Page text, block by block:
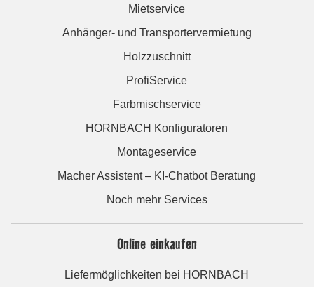
Mietservice
Anhänger- und Transportervermietung
Holzzuschnitt
ProfiService
Farbmischservice
HORNBACH Konfiguratoren
Montageservice
Macher Assistent – KI-Chatbot Beratung
Noch mehr Services
Online einkaufen
Liefermöglichkeiten bei HORNBACH